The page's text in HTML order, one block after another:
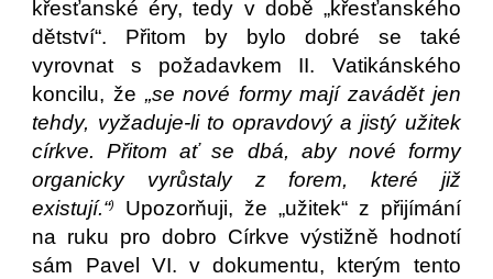
křesťanské éry, tedy v době „křesťanského
dětství“. Přitom by bylo dobré se také
vyrovnat s požadavkem II. Vatikánského
koncilu, že „se nové formy mají zavádět jen
tehdy, vyžaduje-li to opravdový a jistý užitek
církve. Přitom ať se dbá, aby nové formy
organicky vyrůstaly z forem, které již
existují.“)
Upozorňuji, že „užitek“ z přijímání
na ruku pro dobro Církve výstižně hodnotí
sám Pavel VI. v dokumentu, kterým tento